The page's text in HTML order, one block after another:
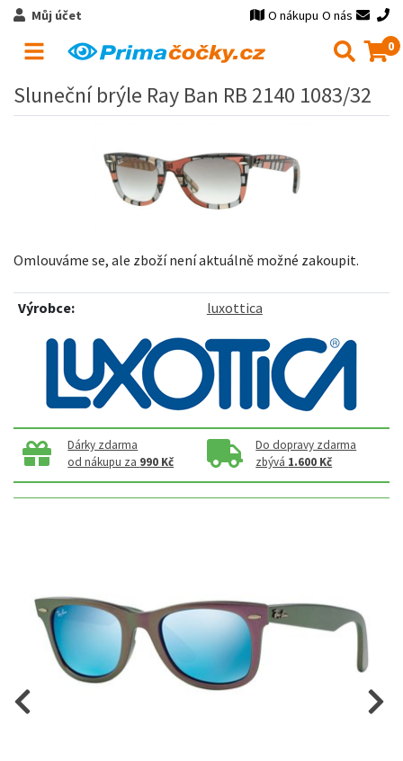
Můj účet O nákupu O nás
0
Sluneční brýle Ray Ban RB 2140 1083/32
Omlouváme se, ale zboží není aktuálně možné zakoupit.
Výrobce: luxottica
Dárky zdarma
od nákupu za 990 Kč
Do dopravy zdarma
zbývá 1.600 Kč